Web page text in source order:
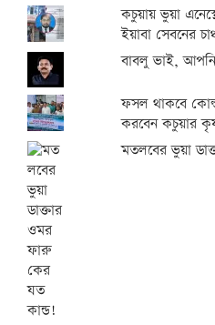
কচুয়ায় ভুয়া
ইয়াবা সেবনের
বাবলু ভাই,
ফসল থাকবে
করবেন কচুয়ার
মতলবের ভুয়া